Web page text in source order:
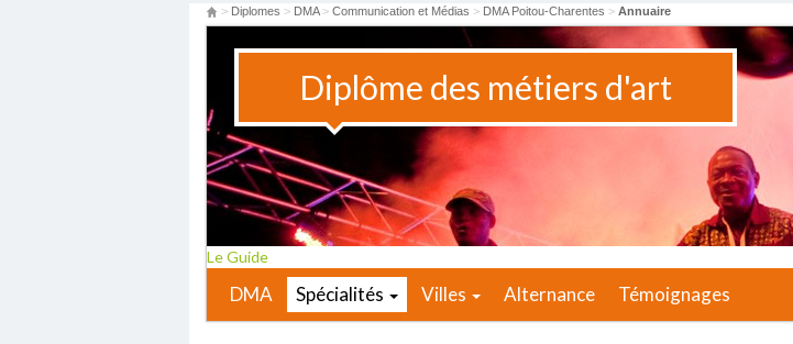
> Diplomes > DMA> Communication et Médias > DMA Poitou-Charentes > Annuaire
Diplôme des métiers d'art
Le Guide
DMA Spécialités Villes Alternance Témoignages